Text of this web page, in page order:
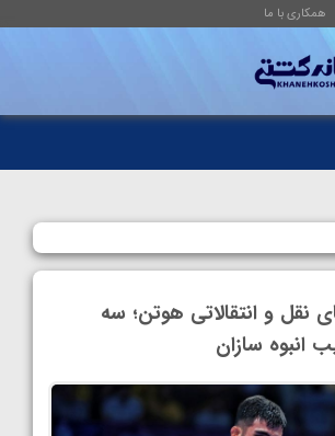
همکاری با ما
نقل و انتقالاتی هوتن؛ سه
انبوه سازان